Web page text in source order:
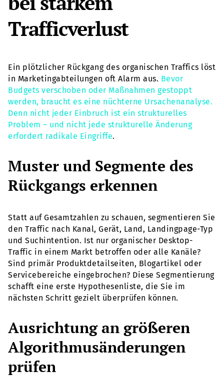
Trafficverlust
Ein plötzlicher Rückgang des organischen Traffics löst
in Marketingabteilungen oft Alarm aus. Bevor
Budgets verschoben oder Maßnahmen gestoppt
werden, braucht es eine nüchterne Ursachenanalyse.
Denn nicht jeder Einbruch ist ein strukturelles
Problem – und nicht jede strukturelle Änderung
erfordert radikale Eingriffe.
Muster und Segmente des
Rückgangs erkennen
Statt auf Gesamtzahlen zu schauen, segmentieren Sie
den Traffic nach Kanal, Gerät, Land, Landingpage-Typ
und Suchintention. Ist nur organischer Desktop-
Traffic in einem Markt betroffen oder alle Kanäle?
Sind primär Produktdetailseiten, Blogartikel oder
Servicebereiche eingebrochen? Diese Segmentierung
schafft eine erste Hypothesenliste, die Sie im
nächsten Schritt gezielt überprüfen können.
Ausrichtung an größeren
Algorithmusänderungen
prüfen